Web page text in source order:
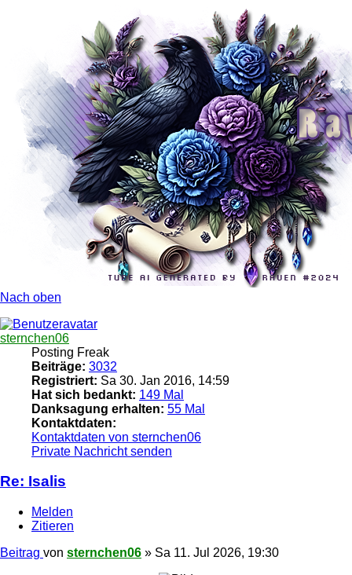
Nach oben
sternchen06
Posting Freak
Beiträge: 3032
Registriert: Sa 30. Jan 2016, 14:59
Hat sich bedankt: 149 Mal
Danksagung erhalten: 55 Mal
Kontaktdaten:
Kontaktdaten von sternchen06
Private Nachricht senden
Re: Isalis
Melden
Zitieren
Beitrag von sternchen06 » Sa 11. Jul 2026, 19:30